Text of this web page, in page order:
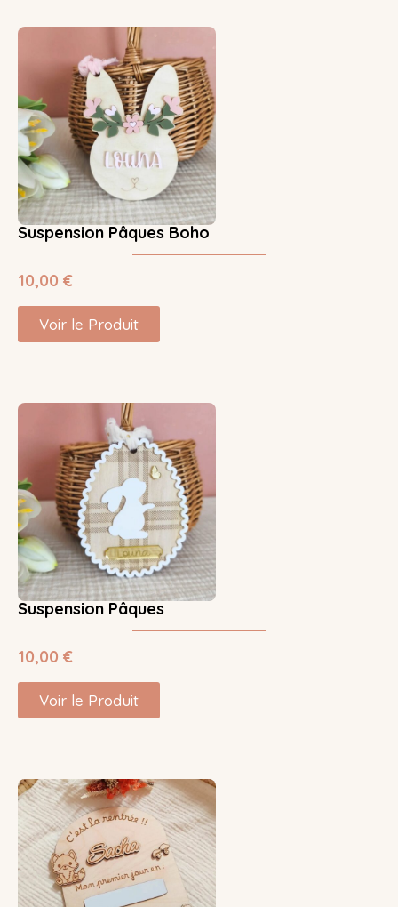
Suspension Pâques Boho
10,00 €
Voir le Produit
Suspension Pâques
10,00 €
Voir le Produit